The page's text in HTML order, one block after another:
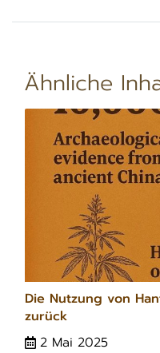
Ähnliche
Die Nutzung von
zurück
2 Mai 2025